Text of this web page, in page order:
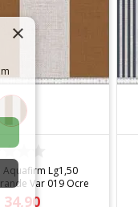
Aquafirm Lg1,50
Var 019 Ocre
34,90
×